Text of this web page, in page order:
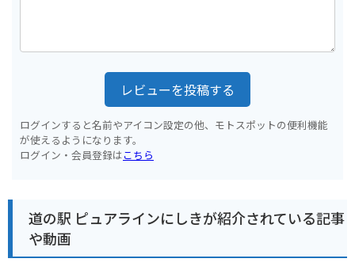
レビューを投稿する
ログインすると名前やアイコン設定の他、モトスポットの便利機能
が使えるようになります。
ログイン・会員登録はこちら
道の駅 ピュアラインにしきが紹介されている記事
や動画